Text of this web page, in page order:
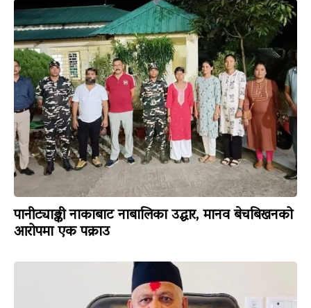
पानीट्याङ्की नाकाबाट नाबालिका उद्धार, मानव बेचबिखनको
आरोपमा एक पक्राउ